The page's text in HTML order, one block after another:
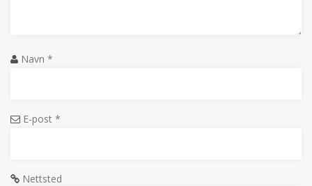
Navn *
E-post *
Nettsted